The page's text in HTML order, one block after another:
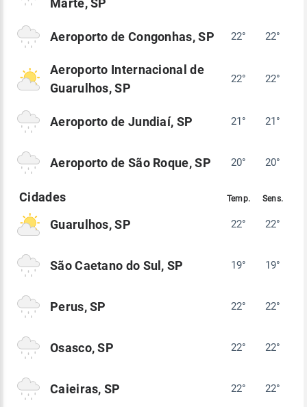
Marte, SP
Aeroporto de Congonhas, SP 22° 22°
Aeroporto Internacional de
Guarulhos, SP
22° 22°
Aeroporto de Jundiaí, SP 21° 21°
Aeroporto de São Roque, SP 20° 20°
Guarulhos, SP 22° 22°
São Caetano do Sul, SP 19° 19°
Perus, SP 22° 22°
Osasco, SP 22° 22°
Caieiras, SP 22° 22°